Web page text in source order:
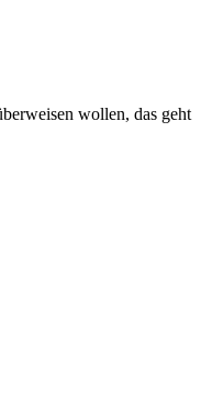
wollen, das geht